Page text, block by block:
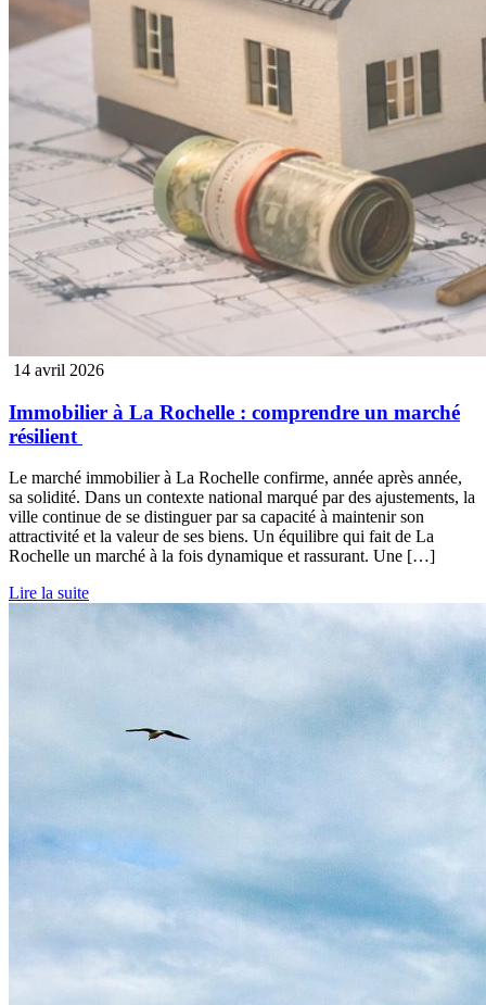
14 avril 2026
Immobilier à La Rochelle : comprendre un marché
résilient
Le marché immobilier à La Rochelle confirme, année après année,
sa solidité. Dans un contexte national marqué par des ajustements, la
ville continue de se distinguer par sa capacité à maintenir son
attractivité et la valeur de ses biens. Un équilibre qui fait de La
Rochelle un marché à la fois dynamique et rassurant. Une […]
Lire la suite